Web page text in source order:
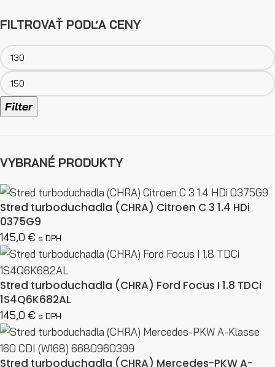
FILTROVAŤ PODĽA CENY
Filter
VYBRANÉ PRODUKTY
Stred turboduchadla (CHRA) Citroen C 3 1.4 HDi
0375G9
145,0 € s DPH
Stred turboduchadla (CHRA) Ford Focus I 1.8 TDCi
1S4Q6K682AL
145,0 € s DPH
Stred turboduchadla (CHRA) Mercedes-PKW A-